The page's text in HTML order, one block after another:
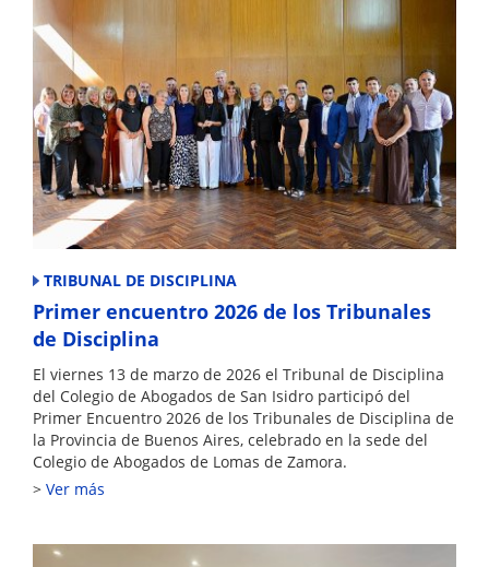
TRIBUNAL DE DISCIPLINA
Primer encuentro 2026 de los Tribunales
de Disciplina
El viernes 13 de marzo de 2026 el Tribunal de Disciplina
del Colegio de Abogados de San Isidro participó del
Primer Encuentro 2026 de los Tribunales de Disciplina de
la Provincia de Buenos Aires, celebrado en la sede del
Colegio de Abogados de Lomas de Zamora.
Ver más